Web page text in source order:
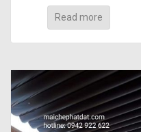
Read more